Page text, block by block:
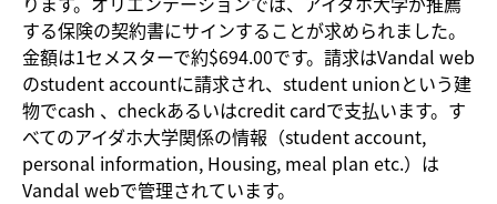
する保険の契約書にサインすることが求められました。
金額は1セメスターで約$694.00です。請求はVandal web
のstudent accountに請求され、student unionという建
物でcash 、checkあるいはcredit cardで支払います。す
べてのアイダホ大学関係の情報（student account,
personal information, Housing, meal plan etc.）は
Vandal webで管理されています。